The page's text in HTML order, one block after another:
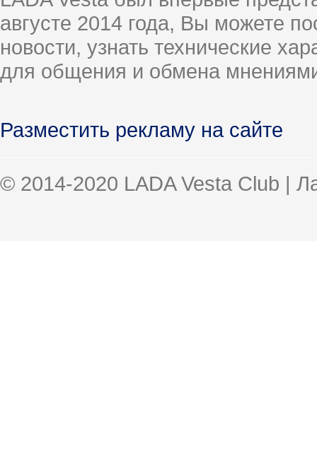
августе 2014 года, Вы можете
новости, узнать технические
для общения и обмена
Разместить рекламу на сайте
© 2014-2020 LADA Vesta Club |